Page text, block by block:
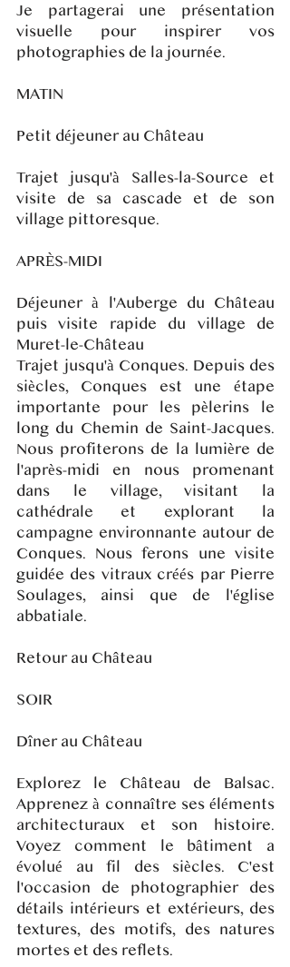
Je partagerai une présentation
visuelle pour inspirer vos
photographies de la journée.
MATIN
Petit déjeuner au Château
Trajet jusqu'à Salles-la-Source et
visite de sa cascade et de son
village pittoresque.
APRÈS-MIDI
Déjeuner à l'Auberge du Château
puis visite rapide du village de
Muret-le-Château
Trajet jusqu'à Conques. Depuis des
siècles, Conques est une étape
importante pour les pèlerins le
long du Chemin de Saint-Jacques.
Nous profiterons de la lumière de
l'après-midi en nous promenant
dans le village, visitant la
cathédrale et explorant la
campagne environnante autour de
Conques. Nous ferons une visite
guidée des vitraux créés par Pierre
Soulages, ainsi que de l'église
abbatiale.
Retour au Château
SOIR
Dîner au Château
Explorez le Château de Balsac.
Apprenez à connaître ses éléments
architecturaux et son histoire.
Voyez comment le bâtiment a
évolué au fil des siècles. C'est
l'occasion de photographier des
détails intérieurs et extérieurs, des
textures, des motifs, des natures
mortes et des reflets.